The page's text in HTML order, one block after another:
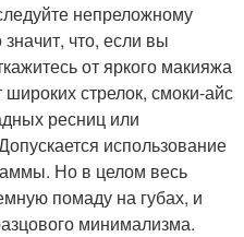
непреложному
что, если вы
от яркого макияжа
стрелок, смоки-айс
ресниц или
использование
Но в целом весь
помаду на губах, и
минимализма.